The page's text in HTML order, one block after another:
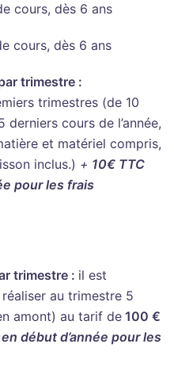
cours, dès 6 ans
cours, dès 6 ans
trimestre :
trimestres (de 10
derniers cours de l’année,
et matériel compris,
inclus.) + 10€ TTC
pour les frais
trimestre : il est
au trimestre 5
amont) au tarif de100 €
début d’année pour les